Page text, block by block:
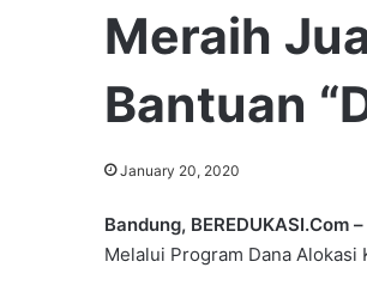
Meraih
Bantuan
January 20, 2020
Bandung, BEREDUKASI.Com –
Melalui Program Dana Alokasi